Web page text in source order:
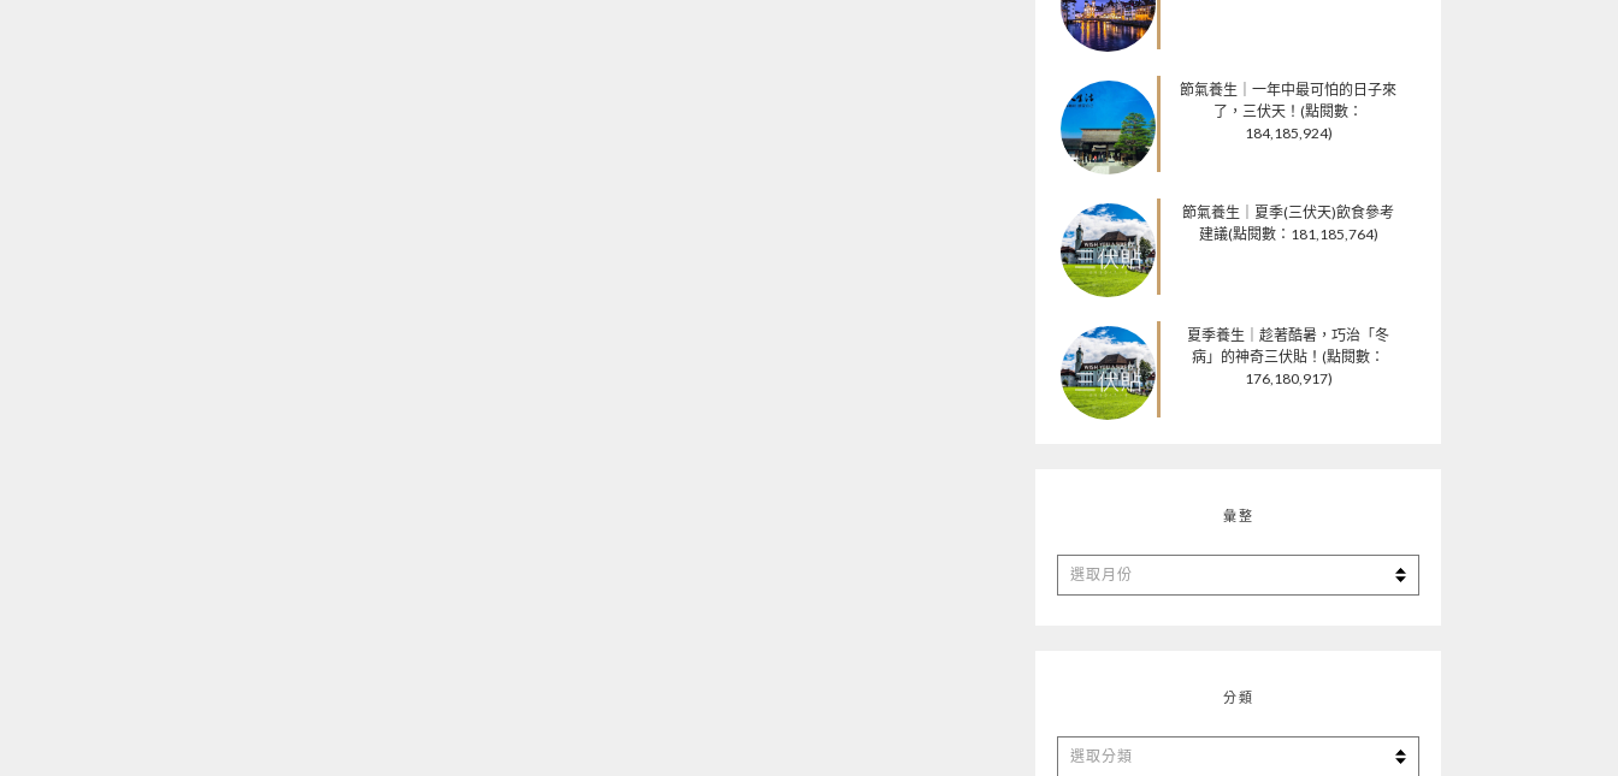
節氣養生｜一年中最可怕的日子來
了，三伏天！(點閱數：
184,185,924)
節氣養生｜夏季(三伏天)飲食參考
建議(點閱數：181,185,764)
夏季養生｜趁著酷暑，巧治「冬
病」的神奇三伏貼！(點閱數：
176,180,917)
彙整
彙
整
分類
分